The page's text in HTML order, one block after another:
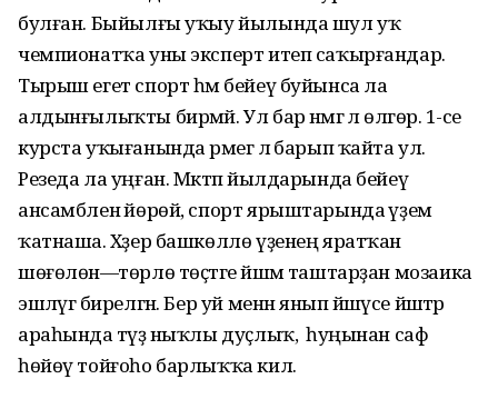
булған. Быйылғы уҡыу йылында шул уҡ
чемпионатҡа уны эксперт итеп саҡырғандар.
Тырыш егет спорт һәм бейеү буйынса ла
алдынғылыҡты бирмәй. Ул бар нәмәгә лә өлгөрә. 1-се
курста уҡығанында әрмегә лә барып ҡайта ул.
Резеда ла уңған. Мәктәп йылдарында бейеү
ансамбленә йөрөй, спорт ярыштарында әүҙем
ҡатнаша. Хәҙер башкөллө үҙенең яратҡан
шөғөлөнә—төрлө төҫтәге йәшмә таштарҙан мозаика
эшләүгә бирелгән. Бер уй менән янып йәшәүсе йәштәр
араһында тәүҙә ныҡлы дуҫлыҡ, ә һуңынан саф
һөйөү тойғоһо барлыҡҡа килә.